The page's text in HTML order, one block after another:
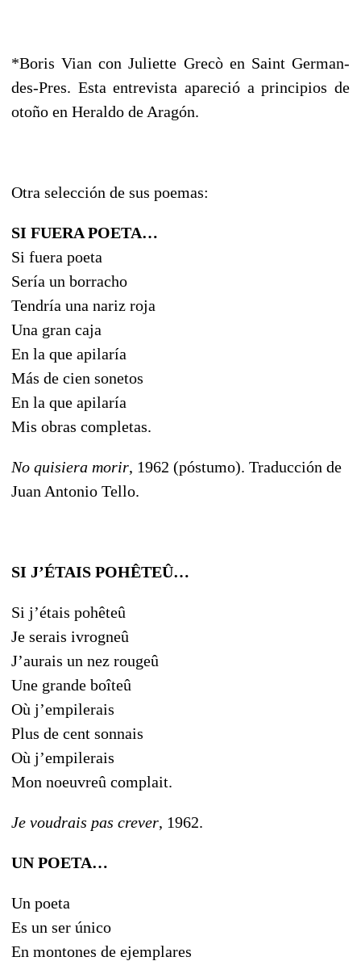
*Boris Vian con Juliette Grecò en Saint German-
des-Pres. Esta entrevista apareció a principios de
otoño en Heraldo de Aragón.
Otra selección de sus poemas:
SI FUERA POETA…
Si fuera poeta
Sería un borracho
Tendría una nariz roja
Una gran caja
En la que apilaría
Más de cien sonetos
En la que apilaría
Mis obras completas.
No quisiera morir, 1962 (póstumo). Traducción de
Juan Antonio Tello.
SI J’ÉTAIS POHÊTEÛ…
Si j’étais pohêteû
Je serais ivrogneû
J’aurais un nez rougeû
Une grande boîteû
Où j’empilerais
Plus de cent sonnais
Où j’empilerais
Mon noeuvreû complait.
Je voudrais pas crever, 1962.
UN POETA…
Un poeta
Es un ser único
En montones de ejemplares